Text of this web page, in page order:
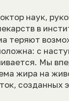
наук,
в
теряют
с
Мы
жира на
созданных